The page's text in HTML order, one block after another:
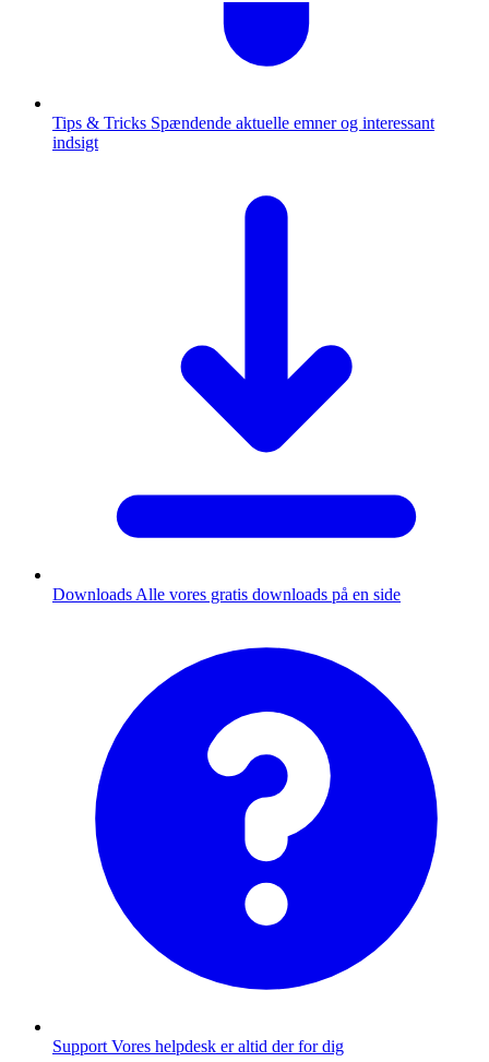
Tips & Tricks Spændende aktuelle emner og interessant
indsigt
Downloads Alle vores gratis downloads på en side
Support Vores helpdesk er altid der for dig